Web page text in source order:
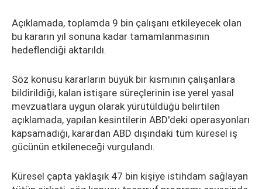
Açıklamada, toplamda 9 bin çalışanı etkileyecek olan
bu kararın yıl sonuna kadar tamamlanmasının
hedeflendiği aktarıldı.
Söz konusu kararların büyük bir kısmının çalışanlara
bildirildiği, kalan istişare süreçlerinin ise yerel yasal
mevzuatlara uygun olarak yürütüldüğü belirtilen
açıklamada, yapılan kesintilerin ABD'deki operasyonları
kapsamadığı, karardan ABD dışındaki tüm küresel iş
gücünün etkileneceği vurgulandı.
Küresel çapta yaklaşık 47 bin kişiye istihdam sağlayan